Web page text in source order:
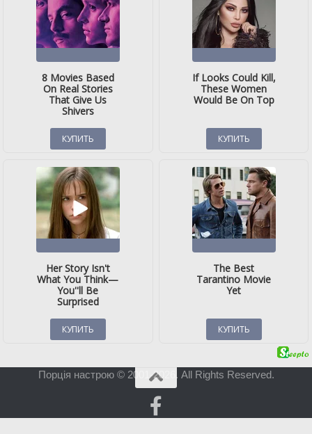
Порція настрою © 2001-2026. All Rights Reserved.